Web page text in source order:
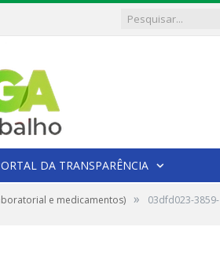
DA TRANSPARÊNCIA
e medicamentos) » 03dfd023-3859-